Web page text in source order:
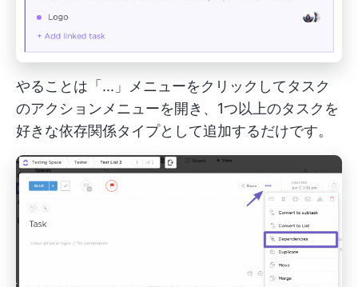
やることは「...」メニューをクリックしてタスク
のアクションメニューを開き、1つ以上のタスクを
好きな依存関係タイプとして追加するだけです。